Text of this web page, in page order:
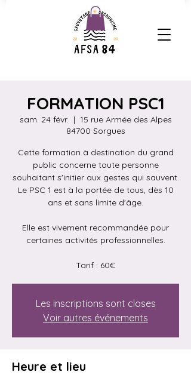
FORMATION PSC1
sam. 24 févr.
  |
15 rue Armée des Alpes
84700 Sorgues
Cette formation à destination du grand
public concerne toute personne
souhaitant s'initier aux gestes qui sauvent.
Le PSC 1 est à la portée de tous, dès 10
ans et sans limite d'âge.
Elle est vivement recommandée pour
certaines activités professionnelles.
Tarif : 60€
Les inscriptions sont closes
Voir autres événements
Heure et lieu